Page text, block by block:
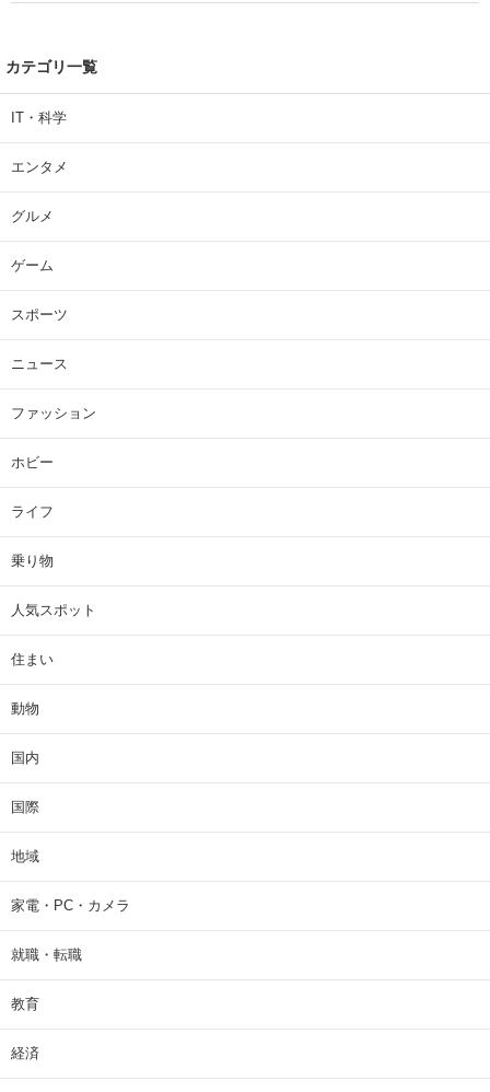
カテゴリ一覧
IT・科学
エンタメ
グルメ
ゲーム
スポーツ
ニュース
ファッション
ホビー
ライフ
乗り物
人気スポット
住まい
動物
国内
国際
地域
家電・PC・カメラ
就職・転職
教育
経済